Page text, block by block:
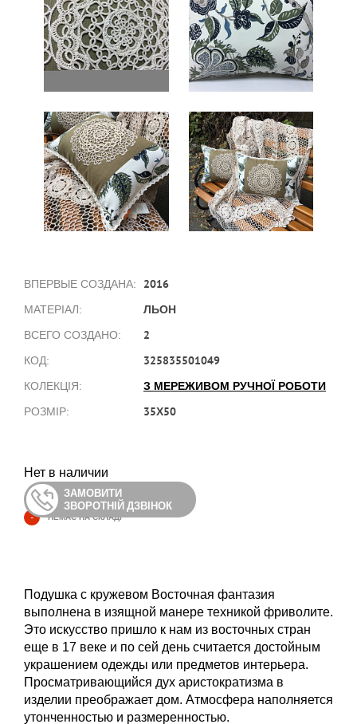
ВПЕРВЫЕ СОЗДАНА: 2016
МАТЕРІАЛ: ЛЬОН
ВСЕГО СОЗДАНО: 2
КОД: 325835501049
КОЛЕКЦІЯ: З МЕРЕЖИВОМ РУЧНОЇ РОБОТИ
РОЗМІР: 35Х50
Нет в наличии
ЗАМОВИТИ
ЗВОРОТНІЙ ДЗВІНОК
- НЕМАЄ НА СКЛАДІ
Подушка с кружевом Восточная фантазия
выполнена в изящной манере техникой фриволите.
Это искусство пришло к нам из восточных стран
еще в 17 веке и по сей день считается достойным
украшением одежды или предметов интерьера.
Просматривающийся дух аристократизма в
изделии преображает дом. Атмосфера наполняется
утонченностью и размеренностью.